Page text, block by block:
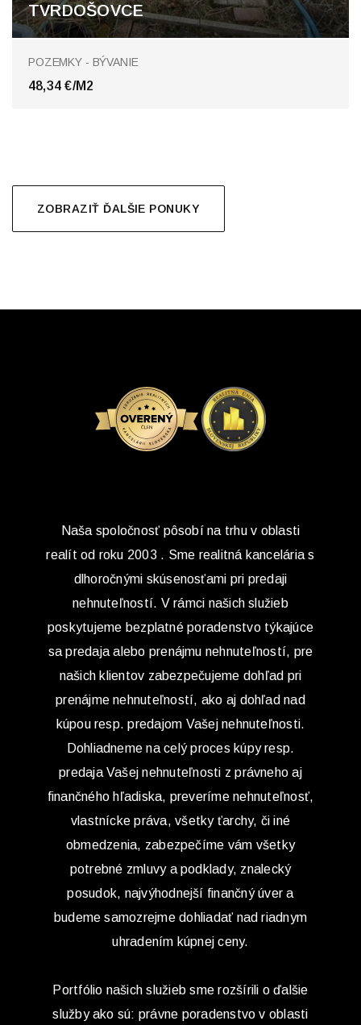
TVRDOŠOVCE
Tvrdošovce
POZEMKY - BÝVANIE
48,34 €/M2
ZOBRAZIŤ ĎALŠIE PONUKY
Naša spoločnosť pôsobí na trhu v oblasti
realít od roku 2003 . Sme realitná kancelária s
dlhoročnými skúsenosťami pri predaji
nehnuteľností. V rámci našich služieb
poskytujeme bezplatné poradenstvo týkajúce
sa predaja alebo prenájmu nehnuteľností, pre
našich klientov zabezpečujeme dohľad pri
prenájme nehnuteľností, ako aj dohľad nad
kúpou resp. predajom Vašej nehnuteľnosti.
Dohliadneme na celý proces kúpy resp.
predaja Vašej nehnuteľnosti z právneho aj
finančného hľadiska, preveríme nehnuteľnosť,
vlastnícke práva, všetky ťarchy, či iné
obmedzenia, zabezpečíme vám všetky
potrebné zmluvy a podklady, znalecký
posudok, najvýhodnejší finančný úver a
budeme samozrejme dohliadať nad riadnym
uhradením kúpnej ceny.
Portfólio našich služieb sme rozšírili o ďalšie
služby ako sú: právne poradenstvo v oblasti